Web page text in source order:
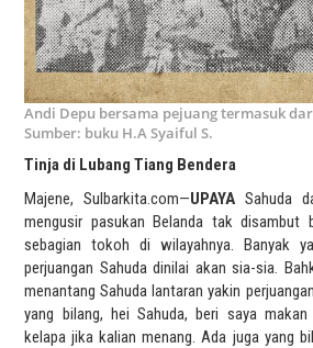
Andi Depu bersama pejuang termasuk
Sumber: buku H.A Syaiful S.
Tinja di Lubang Tiang Bendera
Majene, Sulbarkita.com—UPAYA Sahuda
mengusir pasukan Belanda tak disambut
sebagian tokoh di wilayahnya. Banyak
perjuangan Sahuda dinilai akan sia-sia.
menantang Sahuda lantaran yakin
yang bilang, hei Sahuda, beri saya
kelapa jika kalian menang. Ada juga yang